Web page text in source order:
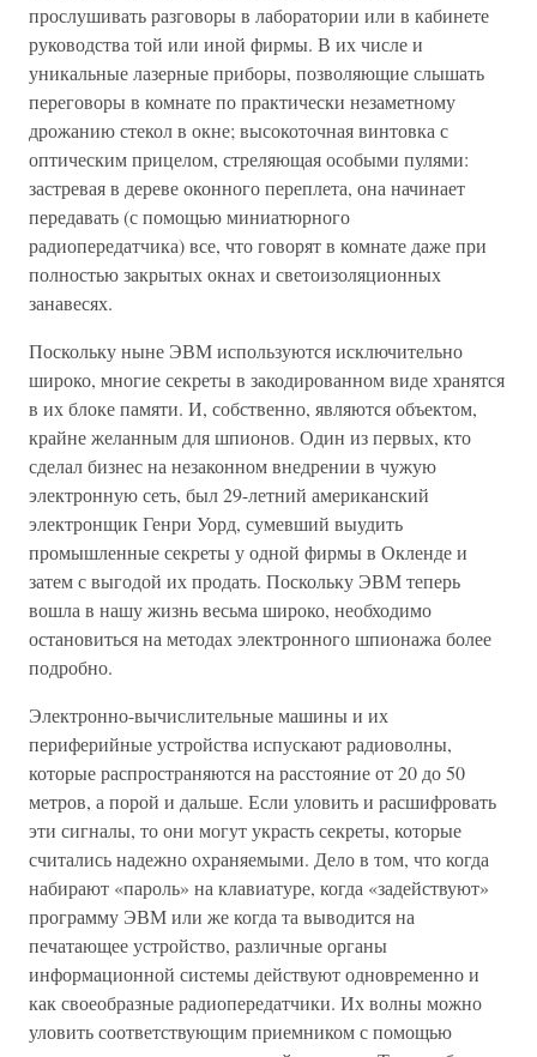
прослушивать разговоры в лаборатории или в кабинете
руководства той или иной фирмы. В их числе и
уникальные лазерные приборы, позволяющие слышать
переговоры в комнате по практически незаметному
дрожанию стекол в окне; высокоточная винтовка с
оптическим прицелом, стреляющая особыми пулями:
застревая в дереве оконного переплета, она начинает
передавать (с помощью миниатюрного
радиопередатчика) все, что говорят в комнате даже при
полностью закрытых окнах и светоизоляционных
занавесях.
Поскольку ныне ЭВМ используются исключительно
широко, многие секреты в закодированном виде хранятся
в их блоке памяти. И, собственно, являются объектом,
крайне желанным для шпионов. Один из первых, кто
сделал бизнес на незаконном внедрении в чужую
электронную сеть, был 29-летний американский
электронщик Генри Уорд, сумевший выудить
промышленные секреты у одной фирмы в Окленде и
затем с выгодой их продать. Поскольку ЭВМ теперь
вошла в нашу жизнь весьма широко, необходимо
остановиться на методах электронного шпионажа более
подробно.
Электронно-вычислительные машины и их
периферийные устройства испускают радиоволны,
которые распространяются на расстояние от 20 до 50
метров, а порой и дальше. Если уловить и расшифровать
эти сигналы, то они могут украсть секреты, которые
считались надежно охраняемыми. Дело в том, что когда
набирают «пароль» на клавиатуре, когда «задействуют»
программу ЭВМ или же когда та выводится на
печатающее устройство, различные органы
информационной системы действуют одновременно и
как своеобразные радиопередатчики. Их волны можно
уловить соответствующим приемником с помощью